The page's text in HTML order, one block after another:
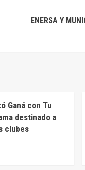
ENERSA Y
Ganá con Tu
destinado a
clubes